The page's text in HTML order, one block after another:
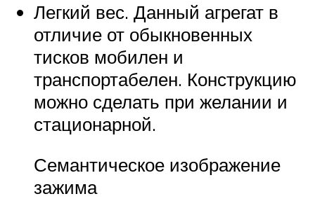
Легкий вес. Данный агрегат в
отличие от обыкновенных
тисков мобилен и
транспортабелен. Конструкцию
можно сделать при желании и
стационарной.
Семантическое изображение
зажима